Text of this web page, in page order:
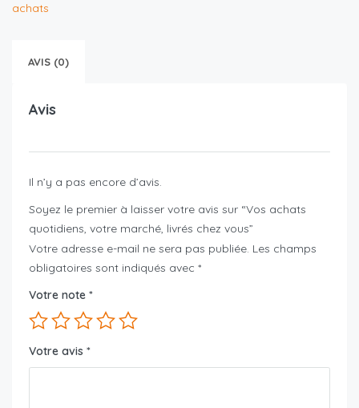
achats
AVIS (0)
Avis
Il n’y a pas encore d’avis.
Soyez le premier à laisser votre avis sur “Vos achats
quotidiens, votre marché, livrés chez vous”
Votre adresse e-mail ne sera pas publiée. Les champs
obligatoires sont indiqués avec *
Votre note *
Votre avis *